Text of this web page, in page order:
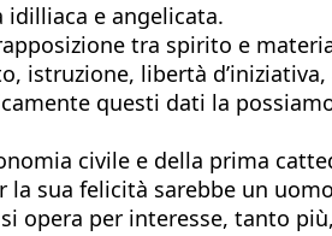
idilliaca e angelicata.
tra spirito e
istruzione, libertà
questi dati la
civile e della prima
sua felicità sarebbe un
per interesse, tanto